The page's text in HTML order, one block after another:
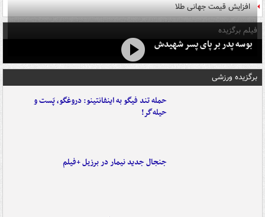
افزایش قیمت جهانی طلا
فیلم برگزیده
بوسه‌ پدر بر پای پسر شهیدش
برگزیده ورزشی
حمله تند فیگو به اینفانتینو: دروغگو، پَست‌ و
حیله‌گر!
جنجال جدید نیمار در برزیل +فیلم